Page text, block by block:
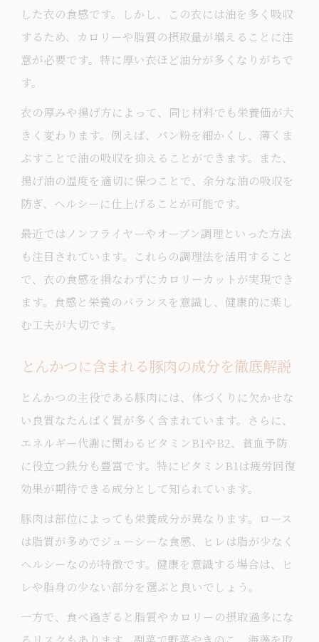
とんかつやエビフライのしっぽを残す場
合の注意点
手作りで違いが出るとんかつの極意
夫
手作りとんかつで味わうサクサク感の秘
訣
とんかつの揚げ方ひとつで変わる食感と
風味
エビフライとの違いを活かしたとんかつ
調理法
とんかつの衣を剥がれにくくするポイン
ト
家庭で実践！揚げる順番のコツとは
とんかつとエビフライを美味しく揚げる
揚げる順番で変わるとんかつの食感と風
味
エビフライととんかつの揚げ油の使い方
を解説
に保つ方法
揚げる順番ひとつで時短にもなる家庭調
理術
とんかつを日常食にするための栄養バラ
した衣の食感です。しかし、この衣には油を多く吸収
するため、カロリーや脂質の摂取量が増えることに注
意が必要です。特に厚い衣ほど油分が多くなりがちで
す。
衣の厚みや揚げ方によって、同じ材料でも栄養価が大
きく変わります。例えば、パン粉を細かくし、薄くま
ぶすことで油の吸収を抑えることができます。また、
揚げ油の温度を適切に保つことで、余分な油の吸収を
防ぎ、ヘルシーに仕上げることが可能です。
最近ではノンフライヤーやオーブン調理といった方法
も注目されています。これらの調理法を活用すること
で、衣の食感を損なわずにカロリーカットが実現でき
ます。食感と栄養のバランスを意識し、健康的に楽し
む工夫が大切です。
とんかつに含まれる豚肉の成分を徹底解説
とんかつの主役である豚肉には、体づくりに欠かせな
い良質なたんぱく質が多く含まれています。さらに、
エネルギー代謝に関わるビタミンB1やB2、貧血予防
に役立つ鉄分も豊富です。特にビタミンB1は疲労回復
効果が期待できる成分として知られています。
豚肉は部位によっても栄養成分が異なります。ロース
は脂質が多めでジューシーな食感、ヒレは脂が少なく
ヘルシーなのが特徴です。健康を意識する場合は、ヒ
レや脂身の少ない部分を選ぶと良いでしょう。
一方で、食べ過ぎると脂質やカロリーの摂取過多にな